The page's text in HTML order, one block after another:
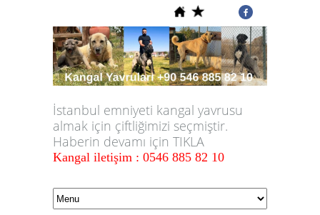
İstanbul emniyeti kangal yavrusu
almak için çiftliğimizi seçmiştir.
Haberin devamı için TIKLA
Kangal iletişim : 0546 885 82 10